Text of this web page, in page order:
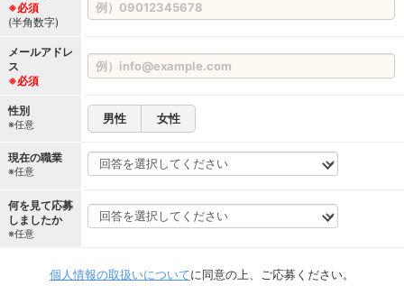
※必須
(半角数字)
メールアドレ
ス
※必須
性別
※任意 男性 女性
現在の職業
※任意
何を見て応募
しましたか
※任意
個人情報の取扱いについてに同意の上、ご応募ください。